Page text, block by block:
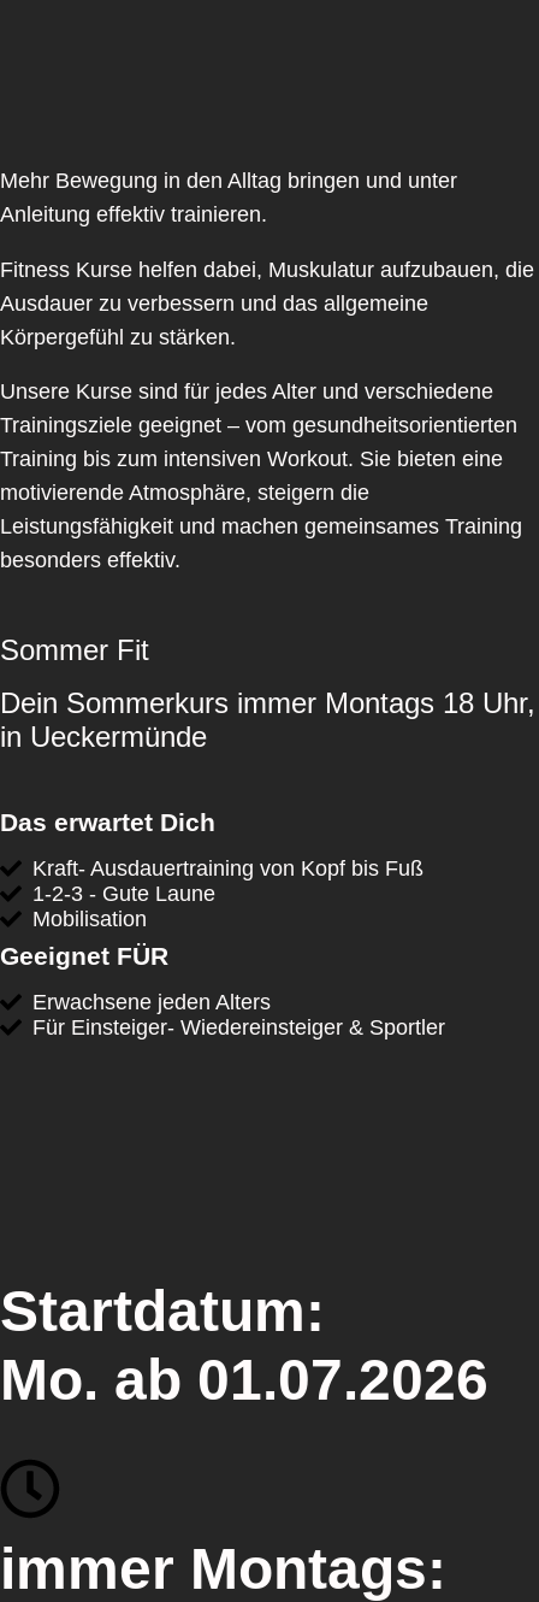
Mehr Bewegung in den Alltag bringen und unter
Anleitung effektiv trainieren.
Fitness Kurse helfen dabei, Muskulatur aufzubauen, die
Ausdauer zu verbessern und das allgemeine
Körpergefühl zu stärken.
Unsere Kurse sind für jedes Alter und verschiedene
Trainingsziele geeignet – vom gesundheitsorientierten
Training bis zum intensiven Workout. Sie bieten eine
motivierende Atmosphäre, steigern die
Leistungsfähigkeit und machen gemeinsames Training
besonders effektiv.
Sommer Fit
Dein Sommerkurs immer Montags 18 Uhr,
in Ueckermünde
Das erwartet Dich
Kraft- Ausdauertraining von Kopf bis Fuß
1-2-3 - Gute Laune
Mobilisation
Geeignet FÜR
Erwachsene jeden Alters
Für Einsteiger- Wiedereinsteiger & Sportler
Startdatum:
Mo. ab 01.07.2026
immer Montags: